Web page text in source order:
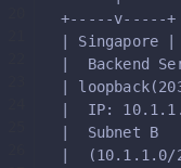
+-----v-----
|
|  Backend
|
|  IP:
|  Subnet
|